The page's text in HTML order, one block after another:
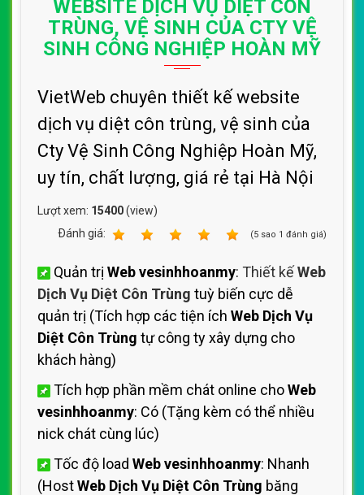
WEBSITE DỊCH VỤ DIỆT CÔN
TRÙNG, VỆ SINH CỦA CTY VỆ
SINH CÔNG NGHIỆP HOÀN MỸ
VietWeb chuyên thiết kế website
dịch vụ diệt côn trùng, vệ sinh của
Cty Vệ Sinh Công Nghiệp Hoàn Mỹ,
uy tín, chất lượng, giá rẻ tại Hà Nội
Lượt xem: 15400(view)
Ðánh giá:
(5 sao 1 đánh giá)
Quản trị Web vesinhhoanmy: Thiết kếWeb
Dịch Vụ Diệt Côn Trùng tuỳ biến cực dễ
quản trị (Tích hợp các tiện ích Web Dịch Vụ
Diệt Côn Trùng tự công ty xây dựng cho
khách hàng)
Tích hợp phần mềm chát online choWeb
vesinhhoanmy: Có (Tặng kèm có thể nhiều
nick chát cùng lúc)
Tốc độ load Web vesinhhoanmy: Nhanh
(HostWeb Dịch Vụ Diệt Côn Trùng băng